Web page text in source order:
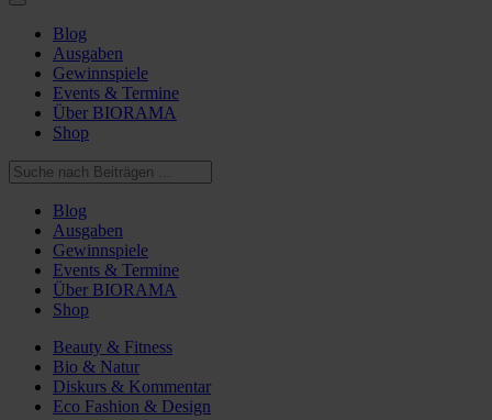
Blog
Ausgaben
Gewinnspiele
Events & Termine
Über BIORAMA
Shop
Blog
Ausgaben
Gewinnspiele
Events & Termine
Über BIORAMA
Shop
Beauty & Fitness
Bio & Natur
Diskurs & Kommentar
Eco Fashion & Design